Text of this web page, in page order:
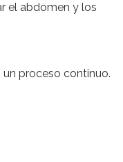
el abdomen y los
proceso continuo.